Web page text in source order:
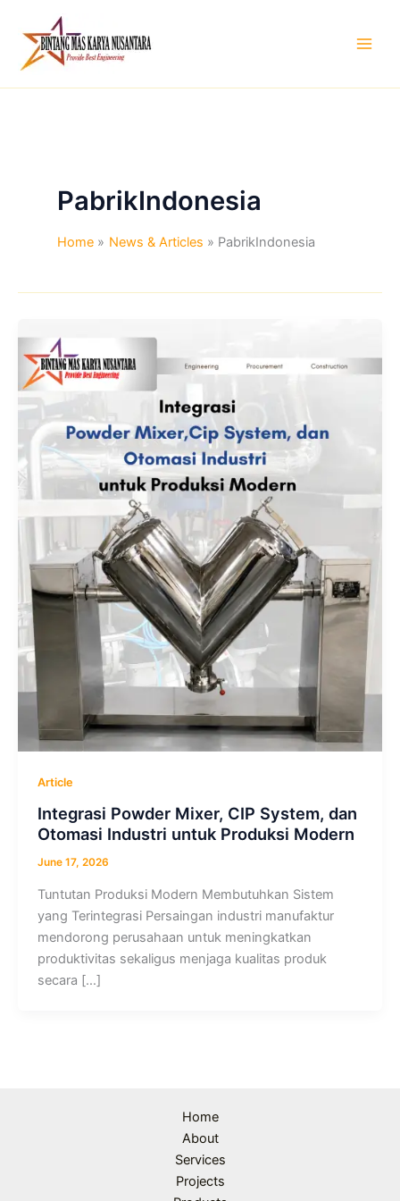
content
PabrikIndonesia
Home News & Articles PabrikIndonesia
Article
Integrasi Powder Mixer, CIP System, dan
Otomasi Industri untuk Produksi Modern
June 17, 2026
Tuntutan Produksi Modern Membutuhkan Sistem
yang Terintegrasi Persaingan industri manufaktur
mendorong perusahaan untuk meningkatkan
produktivitas sekaligus menjaga kualitas produk
secara […]
Home
About
Services
Projects